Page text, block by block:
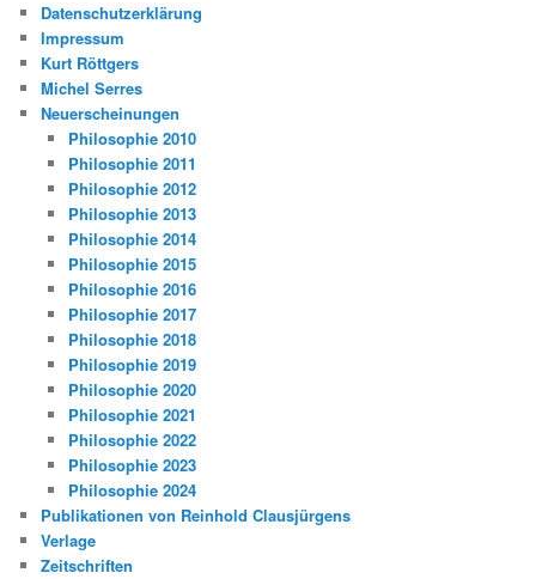
Datenschutzerklärung
Impressum
Kurt Röttgers
Michel Serres
Neuerscheinungen
Philosophie 2010
Philosophie 2011
Philosophie 2012
Philosophie 2013
Philosophie 2014
Philosophie 2015
Philosophie 2016
Philosophie 2017
Philosophie 2018
Philosophie 2019
Philosophie 2020
Philosophie 2021
Philosophie 2022
Philosophie 2023
Philosophie 2024
Publikationen von Reinhold Clausjürgens
Verlage
Zeitschriften